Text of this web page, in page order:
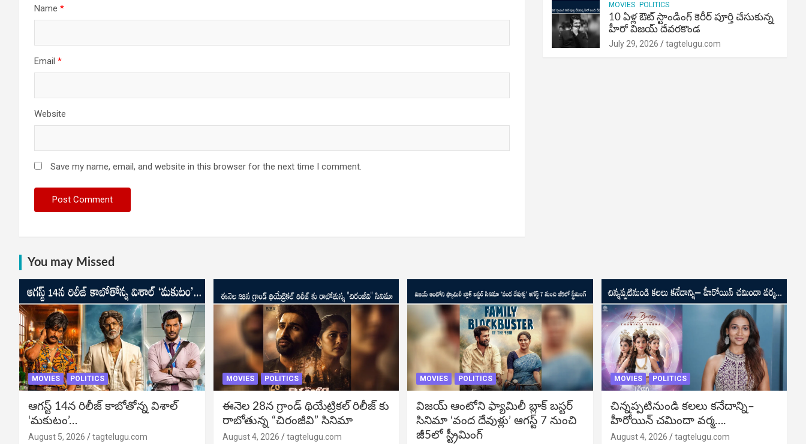
Name *
Email *
Website
Save my name, email, and website in this browser for the next time I comment.
MOVIES POLITICS
10 ఏళ్ల ఔట్ స్టాండింగ్ కెరీర్ పూర్తి చేసుకున్న
హీరో విజయ్ దేవరకొండ
July 29, 2026 tagtelugu.com
You may Missed
MOVIES POLITICS
ఆగస్ట్ 14న రిలీజ్ కాబోతోన్న విశాల్
‘మకుటం’…
August 5, 2026 tagtelugu.com
MOVIES POLITICS
ఈనెల 28న గ్రాండ్ థియేట్రికల్ రిలీజ్ కు
రాబోతున్న “చిరంజీవి” సినిమా
August 4, 2026 tagtelugu.com
MOVIES POLITICS
విజ‌య్ ఆంటోని ఫ్యామిలీ బ్లాక్ బ‌స్ట‌ర్‌
సినిమా ‘వంద దేవుళ్లు’ ఆగస్ట్ 7 నుంచి
జీ5లో స్ట్రీమింగ్
MOVIES POLITICS
చిన్నప్పటినుండి కలలు కనేదాన్ని–
హీరోయిన్‌ చమిందా వర్మ….
August 4, 2026 tagtelugu.com